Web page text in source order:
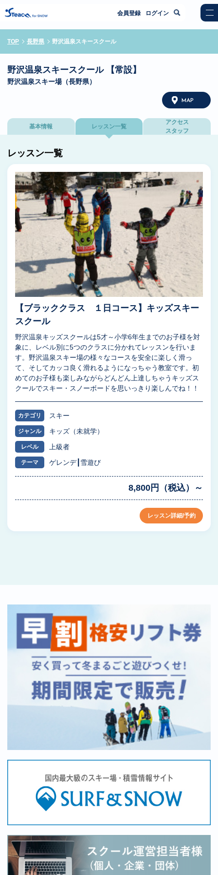
会員登録 ログイン
TOP 長野県 野沢温泉スキースクール
野沢温泉スキースクール 【常設】
野沢温泉スキー場（長野県）
MAP
基本情報 レッスン一覧
アクセス
スタッフ
レッスン一覧
【ブラッククラス １日コース】キッズスキー
スクール
野沢温泉キッズスクールは5才～小学6年生までのお子様を対
象に、レベル別に5つのクラスに分かれてレッスンを行いま
す。野沢温泉スキー場の様々なコースを安全に楽しく滑っ
て、そしてカッコ良く滑れるようになっちゃう教室です。初
めてのお子様も楽しみながらどんどん上達しちゃうキッズス
クールでスキー・スノーボードを思いっきり楽しんでね！！
カテゴリ スキー
ジャンル キッズ（未就学）
レベル 上級者
テーマ ゲレンデ 雪遊び
8,800円（税込）～
レッスン詳細/予約